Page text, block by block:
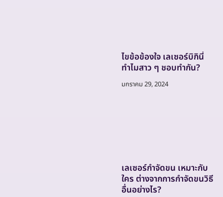
ไขข้อข้องใจ เลเซอร์บิกินี่
ทำไมสาว ๆ ชอบทำกัน?
มกราคม 29, 2024
เลเซอร์กำจัดขน เหมาะกับ
ใคร ต่างจากการกำจัดขนวิธี
อื่นอย่างไร?